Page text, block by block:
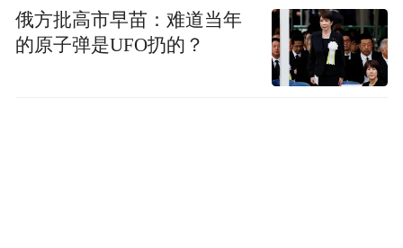
俄方批高市早苗：难道当年
的原子弹是UFO扔的？